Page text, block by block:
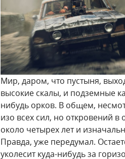
Мир, даром, что пустыня,
высокие скалы, и подземные
нибудь орков. В общем,
изо всех сил, но откровений в
около четырех лет и
Правда, уже передумал.
уколесит куда-нибудь за